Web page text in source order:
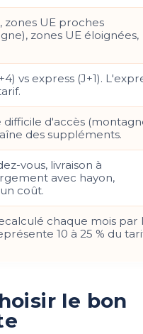
zones UE proches
zones UE éloignées,
vs express (J+1).
difficile d'accès
des suppléments.
vous, livraison à
avec hayon,
coût.
chaque mois par
10 à 25 % du
le bon